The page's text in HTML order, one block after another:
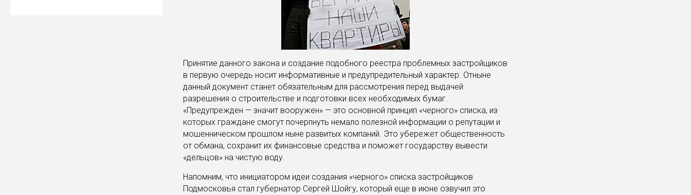
Принятие данного закона и создание подобного реестра проблемных застройщиков
в первую очередь носит информативные и предупредительный характер. Отныне
данный документ станет обязательным для рассмотрения перед выдачей
разрешения о строительстве и подготовки всех необходимых бумаг.
«Предупрежден — значит вооружен» — это основной принцип «черного» списка, из
которых граждане смогут почерпнуть немало полезной информации о репутации и
мошенническом прошлом ныне развитых компаний. Это убережет общественность
от обмана, сохранит их финансовые средства и поможет государству вывести
«дельцов» на чистую воду.
Напомним, что инициатором идеи создания «черного» списка застройщиков
Подмосковья стал губернатор Сергей Шойгу, который еще в июне озвучил это